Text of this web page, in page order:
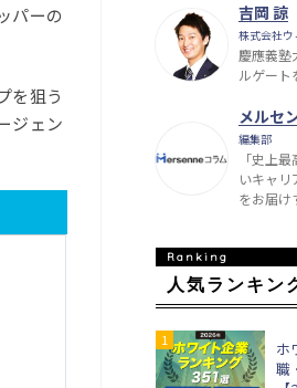
パーの
を狙う
ジェン
吉岡 諒
株式会社ウ
慶應義塾
ルゲート
メルセ
編集部
「史上
いキャ
をお届け
人気ランキン
ホ
職